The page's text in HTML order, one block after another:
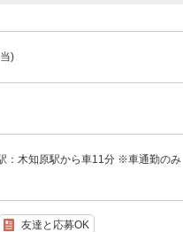
)
：木知原駅から車11分 ※車通勤のみ
友達と応募OK